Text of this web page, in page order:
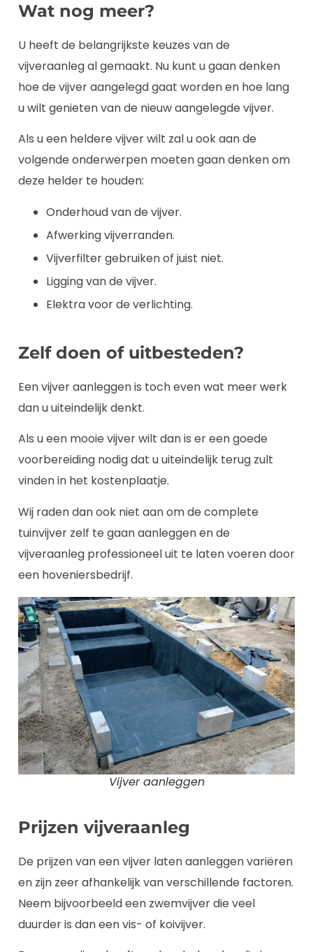
Wat nog meer?
U heeft de belangrijkste keuzes van de
vijveraanleg al gemaakt. Nu kunt u gaan denken
hoe de vijver aangelegd gaat worden en hoe lang
u wilt genieten van de nieuw aangelegde vijver.
Als u een heldere vijver wilt zal u ook aan de
volgende onderwerpen moeten gaan denken om
deze helder te houden:
Onderhoud van de vijver.
Afwerking vijverranden.
Vijverfilter gebruiken of juist niet.
Ligging van de vijver.
Elektra voor de verlichting.
Zelf doen of uitbesteden?
Een vijver aanleggen is toch even wat meer werk
dan u uiteindelijk denkt.
Als u een mooie vijver wilt dan is er een goede
voorbereiding nodig dat u uiteindelijk terug zult
vinden in het kostenplaatje.
Wij raden dan ook niet aan om de complete
tuinvijver zelf te gaan aanleggen en de
vijveraanleg professioneel uit te laten voeren door
een hoveniersbedrijf.
Vijver aanleggen
Prijzen vijveraanleg
De prijzen van een vijver laten aanleggen variëren
en zijn zeer afhankelijk van verschillende factoren.
Neem bijvoorbeeld een zwemvijver die veel
duurder is dan een vis- of koivijver.